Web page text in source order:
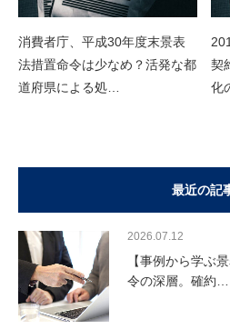
消費者庁、平成30年度末景表
法措置命令は少なめ？活発な都
道府県による処…
契
化
最近の記
2026.07.12
【事例から学ぶ
令の深層。確約…